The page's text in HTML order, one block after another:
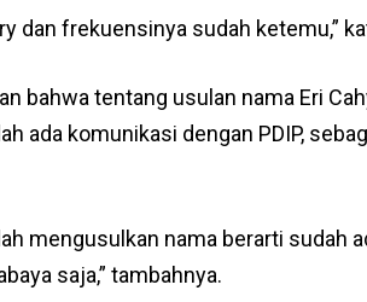
dan frekuensinya sudah ketemu,”
bahwa tentang usulan nama Eri
ada komunikasi dengan PDIP,
mengusulkan nama berarti sudah
saja,” tambahnya.